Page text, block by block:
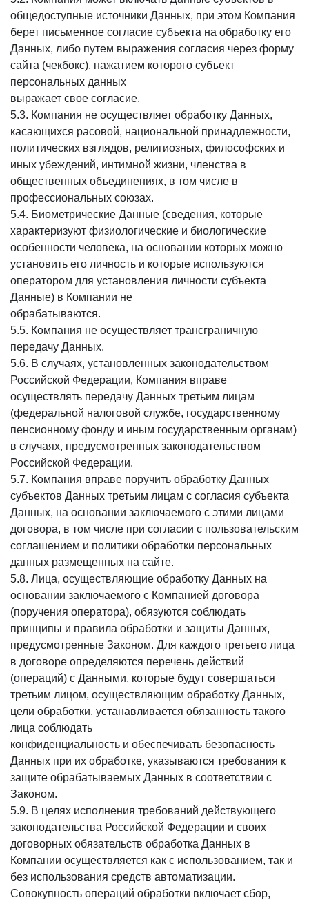
общедоступные источники Данных, при этом Компания
берет письменное согласие субъекта на обработку его
Данных, либо путем выражения согласия через форму
сайта (чекбокс), нажатием которого субъект
персональных данных
выражает свое согласие.
5.3. Компания не осуществляет обработку Данных,
касающихся расовой, национальной принадлежности,
политических взглядов, религиозных, философских и
иных убеждений, интимной жизни, членства в
общественных объединениях, в том числе в
профессиональных союзах.
5.4. Биометрические Данные (сведения, которые
характеризуют физиологические и биологические
особенности человека, на основании которых можно
установить его личность и которые используются
оператором для установления личности субъекта
Данные) в Компании не
обрабатываются.
5.5. Компания не осуществляет трансграничную
передачу Данных.
5.6. В случаях, установленных законодательством
Российской Федерации, Компания вправе
осуществлять передачу Данных третьим лицам
(федеральной налоговой службе, государственному
пенсионному фонду и иным государственным органам)
в случаях, предусмотренных законодательством
Российской Федерации.
5.7. Компания вправе поручить обработку Данных
субъектов Данных третьим лицам с согласия субъекта
Данных, на основании заключаемого с этими лицами
договора, в том числе при согласии с пользовательским
соглашением и политики обработки персональных
данных размещенных на сайте.
5.8. Лица, осуществляющие обработку Данных на
основании заключаемого с Компанией договора
(поручения оператора), обязуются соблюдать
принципы и правила обработки и защиты Данных,
предусмотренные Законом. Для каждого третьего лица
в договоре определяются перечень действий
(операций) с Данными, которые будут совершаться
третьим лицом, осуществляющим обработку Данных,
цели обработки, устанавливается обязанность такого
лица соблюдать
конфиденциальность и обеспечивать безопасность
Данных при их обработке, указываются требования к
защите обрабатываемых Данных в соответствии с
Законом.
5.9. В целях исполнения требований действующего
законодательства Российской Федерации и своих
договорных обязательств обработка Данных в
Компании осуществляется как с использованием, так и
без использования средств автоматизации.
Совокупность операций обработки включает сбор,